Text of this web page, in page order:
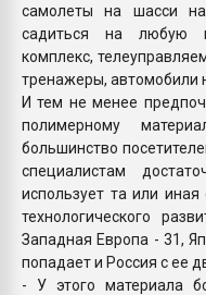
самолеты на шасси
садиться на любую
комплекс,
тренажеры, автомобили
И тем не менее
полимерному
большинство
специалистам
использует та или
технологического
Западная Европа - 31,
попадает и Россия с ее
- У этого материала